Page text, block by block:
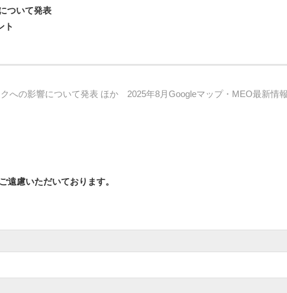
ついて発表
ト
への影響について発表 ほか 2025年8月Googleマップ・MEO最新情
慮いただいております。